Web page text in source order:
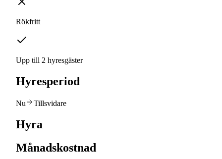
Rökfritt
Upp till 2 hyresgäster
Hyresperiod
Nu Tillsvidare
Hyra
Månadskostnad